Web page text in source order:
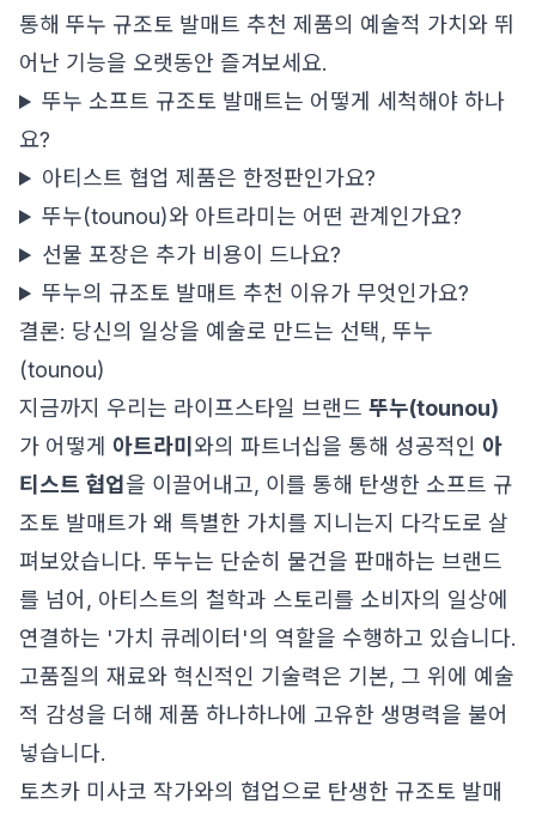
통해 뚜누 규조토 발매트 추천 제품의 예술적 가치와 뛰
어난 기능을 오랫동안 즐겨보세요.
뚜누 소프트 규조토 발매트는 어떻게 세척해야 하나
요?
아티스트 협업 제품은 한정판인가요?
뚜누(tounou)와 아트라미는 어떤 관계인가요?
선물 포장은 추가 비용이 드나요?
뚜누의 규조토 발매트 추천 이유가 무엇인가요?
결론: 당신의 일상을 예술로 만드는 선택, 뚜누
(tounou)
지금까지 우리는 라이프스타일 브랜드 뚜누(tounou)
가 어떻게 아트라미 와의 파트너십을 통해 성공적인 아
티스트 협업 을 이끌어내고, 이를 통해 탄생한 소프트 규
조토 발매트가 왜 특별한 가치를 지니는지 다각도로 살
펴보았습니다. 뚜누는 단순히 물건을 판매하는 브랜드
를 넘어, 아티스트의 철학과 스토리를 소비자의 일상에
연결하는 '가치 큐레이터'의 역할을 수행하고 있습니다.
고품질의 재료와 혁신적인 기술력은 기본, 그 위에 예술
적 감성을 더해 제품 하나하나에 고유한 생명력을 불어
넣습니다.
토츠카 미사코 작가와의 협업으로 탄생한 규조토 발매